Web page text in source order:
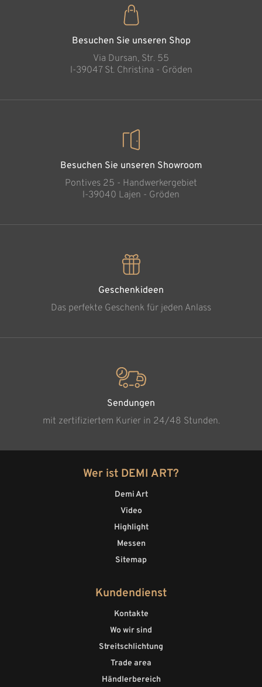
Geborgenheit der
Warenkorb
Besuchen Sie unseren Shop
Via Dursan, Str. 55
l-39047 St. Christina - Gröden
Besuchen Sie unseren Showroom
Pontives 25 - Handwerkergebiet
l-39040 Lajen - Gröden
Geschenkideen
Das perfekte Geschenk für jeden Anlass
Sendungen
mit zertifiziertem Kurier in 24/48 Stunden.
Wer ist DEMI ART?
Demi Art
Video
Highlight
Messen
Sitemap
Kundendienst
Kontakte
Wo wir sind
Streitschlichtung
Trade area
Händlerbereich